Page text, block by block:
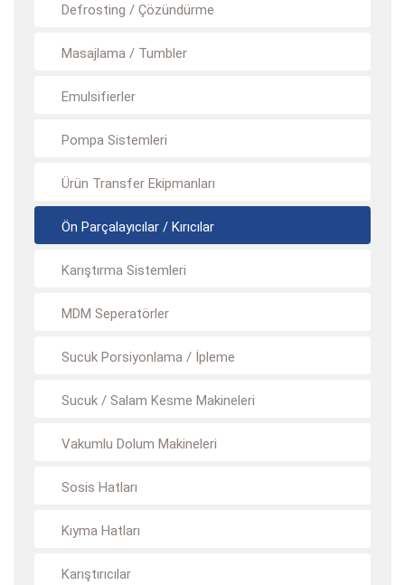
Defrosting / Çözündürme
Masajlama / Tumbler
Emulsifierler
Pompa Sistemleri
Ürün Transfer Ekipmanları
Ön Parçalayıcılar / Kırıcılar
Karıştırma Sistemleri
MDM Seperatörler
Sucuk Porsiyonlama / İpleme
Sucuk / Salam Kesme Makineleri
Vakumlu Dolum Makineleri
Sosis Hatları
Kıyma Hatları
Karıştırıcılar